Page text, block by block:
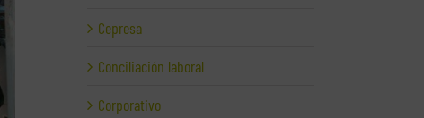
Cepresa
Conciliación laboral
Corporativo